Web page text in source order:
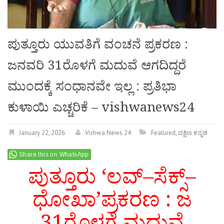
ಪುತ್ತೂರು ಯುವತಿಗೆ ವಂಚನೆ ಪ್ರಕರಣ :
ಜನವರಿ 31ರೊಳಗೆ ಮದುವೆ ಆಗದಿದ್ದರೆ
ಮುಂದಕ್ಕೆ ಸಂಧಾನವೇ ಇಲ್ಲ : ಪ್ರತಿಭಾ
ಕುಳಾಯಿ ಎಚ್ಚರಿಕೆ – vishwanews24
January 22, 2026 Vishwa News 24 Featured,ದಕ್ಷಿಣ ಕನ್ನಡ
Share this on WhatsApp
ಪುತ್ತೂರು ‘ಲವ್–ಸೆಕ್ಸ್–
ಧೋಖಾ’ಪ್ರಕರಣ : ಜ